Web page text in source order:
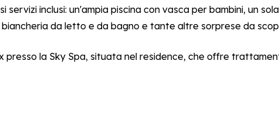
inclusi: un'ampia piscina con vasca per bambini, un
da letto e da bagno e tante altre sorprese da
la Sky Spa, situata nel residence, che offre